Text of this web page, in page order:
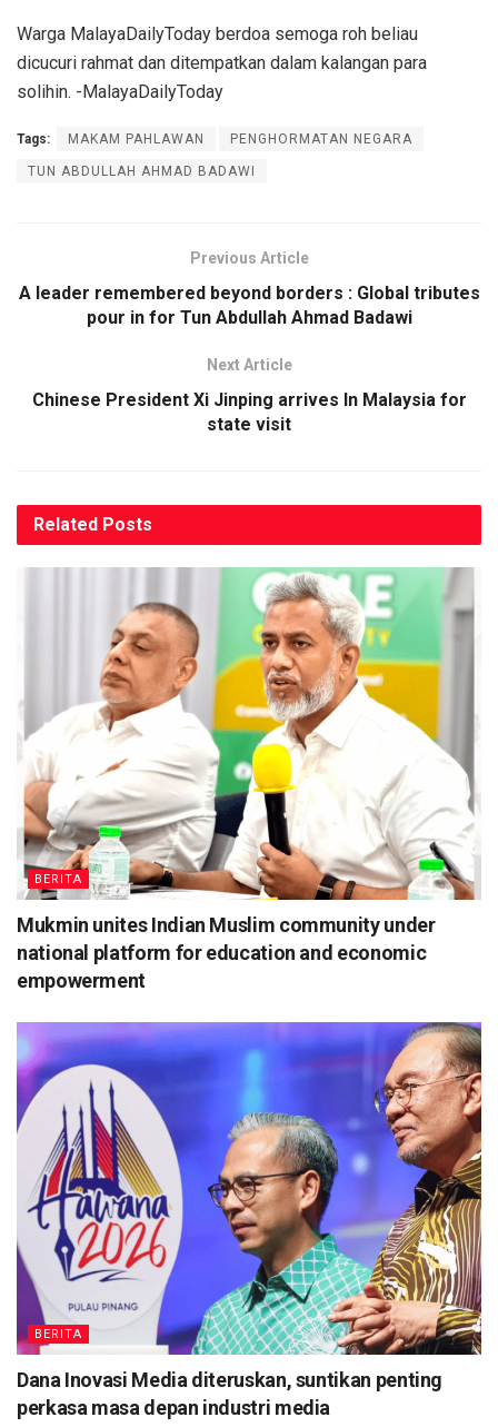
Warga MalayaDailyToday berdoa semoga roh beliau
dicucuri rahmat dan ditempatkan dalam kalangan para
solihin. -MalayaDailyToday
Tags: MAKAM PAHLAWAN PENGHORMATAN NEGARA
TUN ABDULLAH AHMAD BADAWI
Previous Article
A leader remembered beyond borders : Global tributes
pour in for Tun Abdullah Ahmad Badawi
Next Article
Chinese President Xi Jinping arrives In Malaysia for
state visit
Related Posts
BERITA
Mukmin unites Indian Muslim community under
national platform for education and economic
empowerment
BERITA
Dana Inovasi Media diteruskan, suntikan penting
perkasa masa depan industri media